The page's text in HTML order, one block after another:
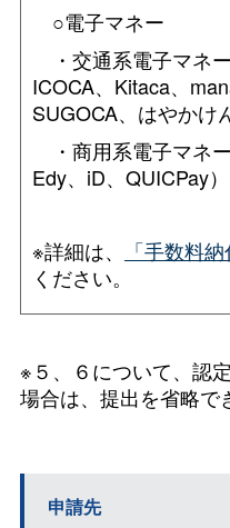
○電子マネー
・交通系電子マネ
ICOCA、Kitaca、
SUGOCA、はやかけ
・商用系電子マネ
Edy、iD、QUICPay）
※詳細は、 「手数料
ください。
※５、６について、認
場合は、提出を省略で
申請先